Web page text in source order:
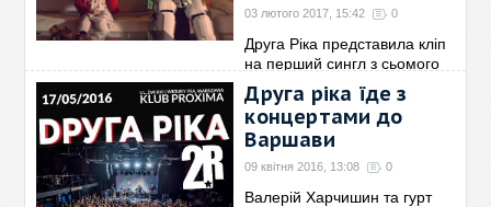
03 лютого 2017, 15:42 0
Друга Ріка представила кліп
на перший сингл з сьомого
студійного альбому групи,
реліз якого запланований на
квітень 2017-го. Монстр –
особливий трек
Друга ріка їде з
концертами до
Варшави
09 квітня 2016, 13:08 0
Валерій Харчишин та гурт